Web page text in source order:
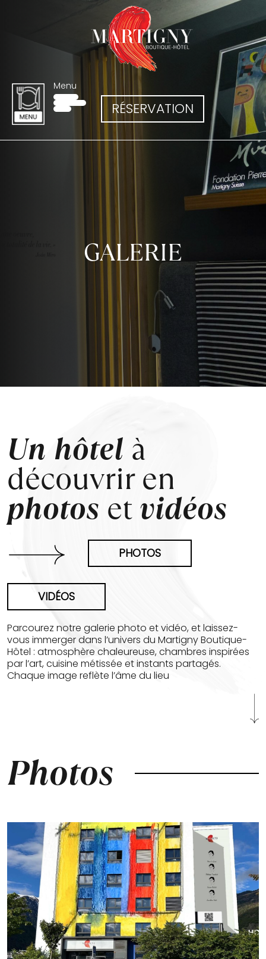
RÉSERVATION
Menu
GALERIE
Un hôtel à
découvrir en
photos etvidéos
PHOTOS
VIDÉOS
Parcourez notre galerie photo et vidéo, et laissez-
vous immerger dans l’univers du Martigny Boutique-
Hôtel : atmosphère chaleureuse, chambres inspirées
par l’art, cuisine métissée et instants partagés.
Chaque image reflète l’âme du lieu
Photos